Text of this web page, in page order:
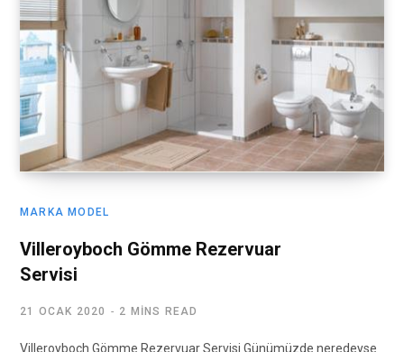
MARKA MODEL
Villeroyboch Gömme Rezervuar
Servisi
21 OCAK 2020 2 MINS READ
Villeroyboch Gömme Rezervuar Servisi Günümüzde neredeyse